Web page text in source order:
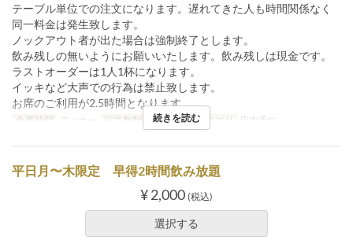
テーブル単位での注文になります。遅れてきた人も時間関係なく
同一料金は発生致します。
ノックアウト者が出た場合は強制終了とします。
飲み残しの無いようにお願いいたします。飲み残しは現金です。
ラストオーダーは1人1杯になります。
イッキなど大声での行為は禁止致します。
お席のご利用が2.5時間となります。
食事時間 ディナー 注文数制限 2 ~ 席のカテゴリ 店内予約
続きを読む
平日月〜木限定 早得2時間飲み放題
¥ 2,000 (税込)
選択する